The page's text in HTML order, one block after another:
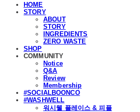
HOME
STORY
ABOUT
STORY
INGREDIENTS
ZERO WASTE
SHOP
COMMUNITY
Notice
Q&A
Review
Membership
#SOCIALBOONCO
#WASHWELL
워시웰 플레이스 & 피플